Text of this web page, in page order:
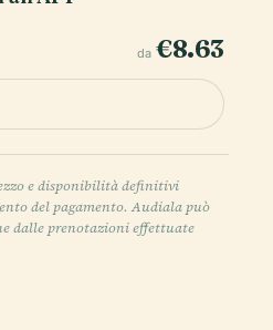
da €8.63
e disponibilità definitivi
del pagamento. Audiala può
dalle prenotazioni effettuate